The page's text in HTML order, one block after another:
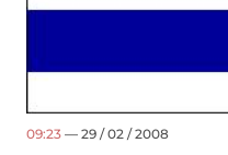
09:23 — 29 / 02 / 2008